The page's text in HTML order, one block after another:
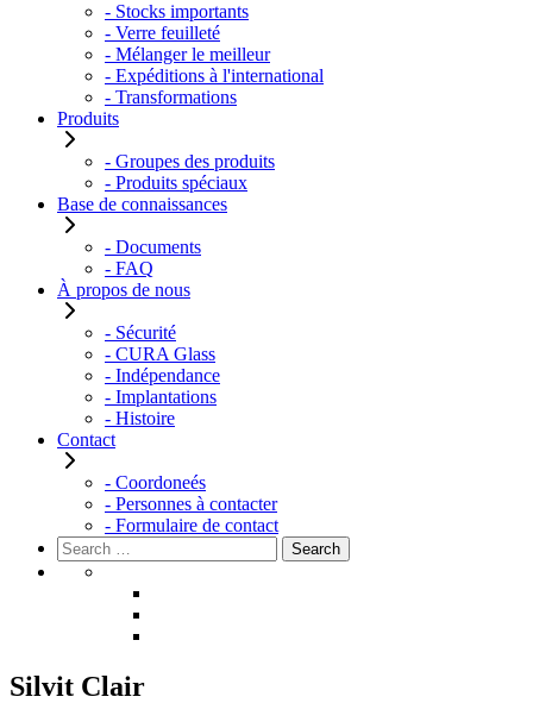
- Stocks importants
- Verre feuilleté
- Mélanger le meilleur
- Expéditions à l'international
- Transformations
Produits
- Groupes des produits
- Produits spéciaux
Base de connaissances
- Documents
- FAQ
À propos de nous
- Sécurité
- CURA Glass
- Indépendance
- Implantations
- Histoire
Contact
- Coordoneés
- Personnes à contacter
- Formulaire de contact
Rechercher :
Search
Silvit Clair